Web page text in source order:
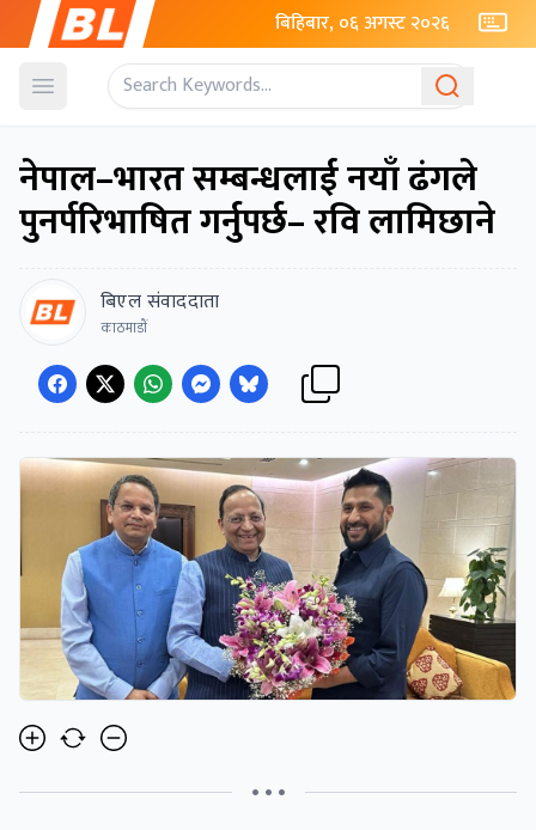
बिहिबार, ०६ अगस्ट २०२६
Open menu
नेपाल–भारत सम्बन्धलाई नयाँ ढंगले
पुनर्परिभाषित गर्नुपर्छ– रवि लामिछाने
बिएल संवाददाता
काठमाडाैं
• • •